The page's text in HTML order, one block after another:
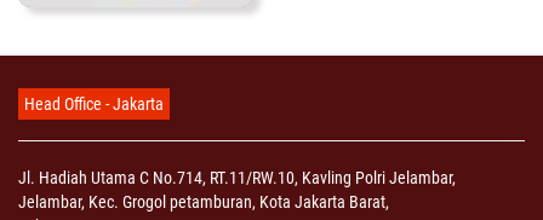
Head Office - Jakarta
Jl. Hadiah Utama C No.714, RT.11/RW.10, Kavling Polri Jelambar,
Jelambar, Kec. Grogol petamburan, Kota Jakarta Barat,